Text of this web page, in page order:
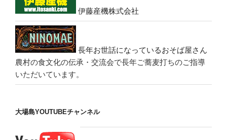
伊藤産機株式会社
長年お世話になっているおそば屋さん
農村の食文化の伝承・交流会で長年ご蕎麦打ちのご指導
いただいています。
大場島YOUTUBEチャンネル